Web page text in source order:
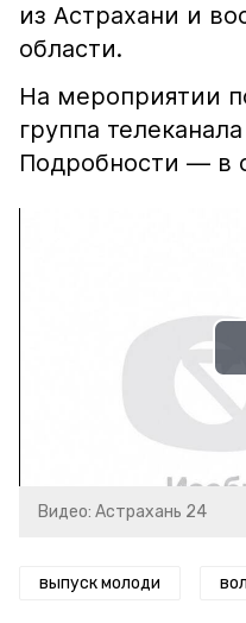
из Астрахани и
области.
На мероприятии
группа
Подробности — в
Видео: Астрахань 24
выпуск молоди